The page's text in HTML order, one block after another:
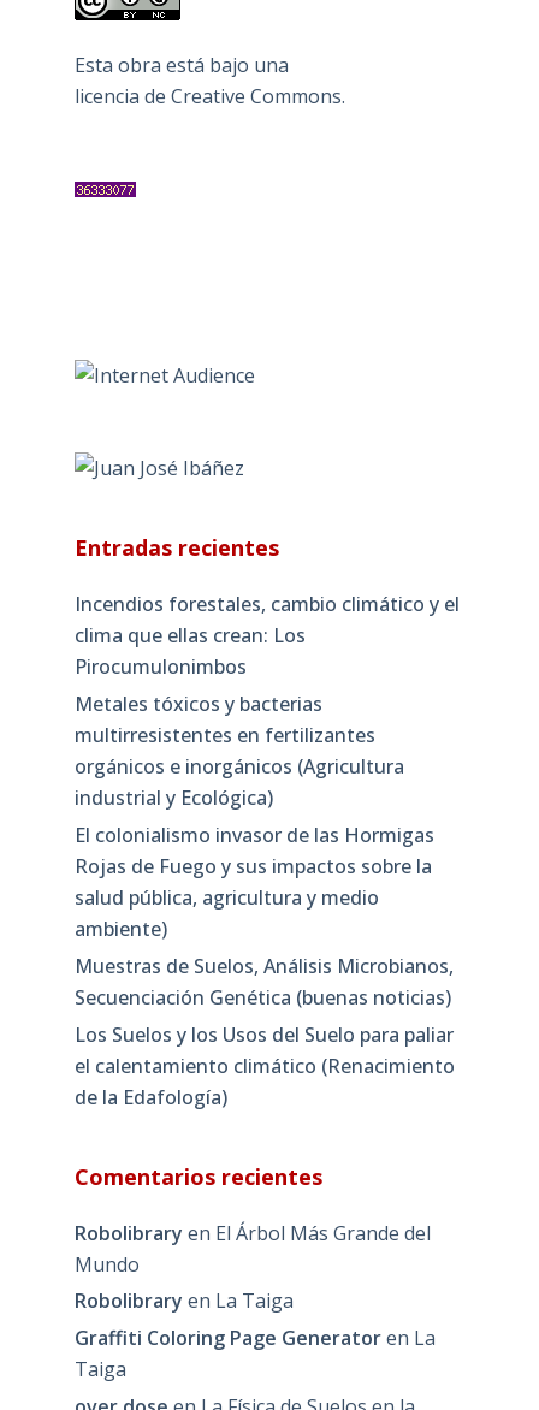
Esta obra está bajo una
licencia de Creative Commons.
Entradas recientes
Incendios forestales, cambio climático y el
clima que ellas crean: Los
Pirocumulonimbos
Metales tóxicos y bacterias
multirresistentes en fertilizantes
orgánicos e inorgánicos (Agricultura
industrial y Ecológica)
El colonialismo invasor de las Hormigas
Rojas de Fuego y sus impactos sobre la
salud pública, agricultura y medio
ambiente)
Muestras de Suelos, Análisis Microbianos,
Secuenciación Genética (buenas noticias)
Los Suelos y los Usos del Suelo para paliar
el calentamiento climático (Renacimiento
de la Edafología)
Comentarios recientes
Robolibrary en El Árbol Más Grande del
Mundo
Robolibrary en La Taiga
Graffiti Coloring Page Generatoren La
Taiga